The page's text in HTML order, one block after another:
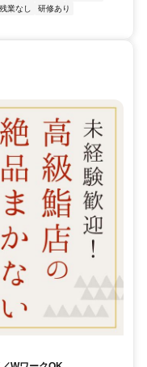
残業なし
研修あり